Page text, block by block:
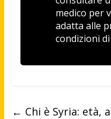
medico per
adatta alle
condizioni
← Chi è Syria: età,